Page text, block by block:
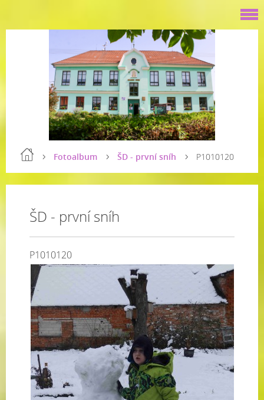
Fotoalbum ŠD - první sníh P1010120
ŠD - první sníh
P1010120